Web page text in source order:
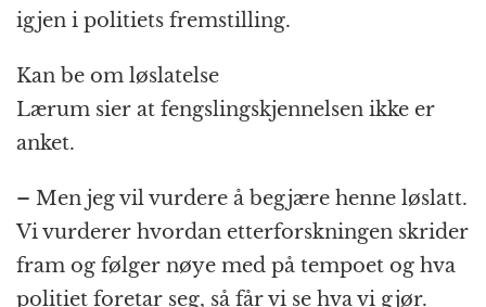
igjen i politiets fremstilling.
Kan be om løslatelse
Lærum sier at fengslingskjennelsen ikke er
anket.
– Men jeg vil vurdere å begjære henne løslatt.
Vi vurderer hvordan etterforskningen skrider
fram og følger nøye med på tempoet og hva
politiet foretar seg, så får vi se hva vi gjør.